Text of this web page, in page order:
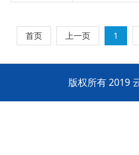
首页 上一页 1
版权所有 2019